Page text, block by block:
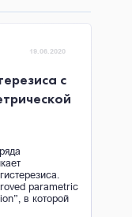
19.06.2020
с
parametric
в которой